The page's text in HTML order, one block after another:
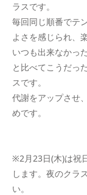
ラスです。
毎回同じ順番でテ
よさを感じられ、
いつも出来なかっ
と比べてこうだっ
スです。
代謝をアップさせ
めです。
※2月23日(木)は祝
します。夜のクラ
い。